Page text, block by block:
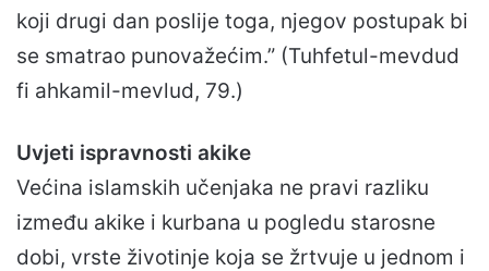
koji drugi dan poslije toga, njegov postupak bi
se smatrao punovažećim.” (Tuhfetul-mevdud
fi ahkamil-mevlud, 79.)
Uvjeti ispravnosti akike
Većina islamskih učenjaka ne pravi razliku
između akike i kurbana u pogledu starosne
dobi, vrste životinje koja se žrtvuje u jednom i